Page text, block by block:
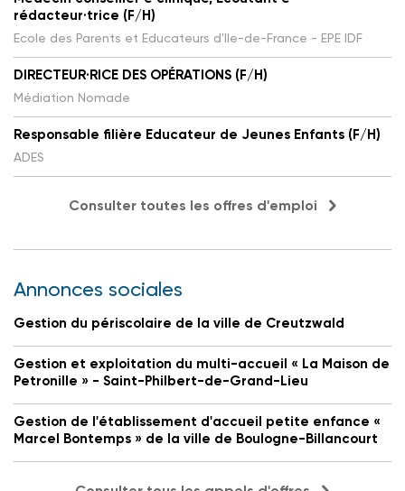
rédacteur·trice (F/H)
Ecole des Parents et Educateurs d'Ile-de-France - EPE IDF
DIRECTEUR·RICE DES OPÉRATIONS (F/H)
Médiation Nomade
Responsable filière Educateur de Jeunes Enfants (F/H)
ADES
Consulter toutes les offres d'emploi
Annonces sociales
Gestion du périscolaire de la ville de Creutzwald
Gestion et exploitation du multi-accueil « La Maison de
Petronille » - Saint-Philbert-de-Grand-Lieu
Gestion de l'établissement d'accueil petite enfance «
Marcel Bontemps » de la ville de Boulogne-Billancourt